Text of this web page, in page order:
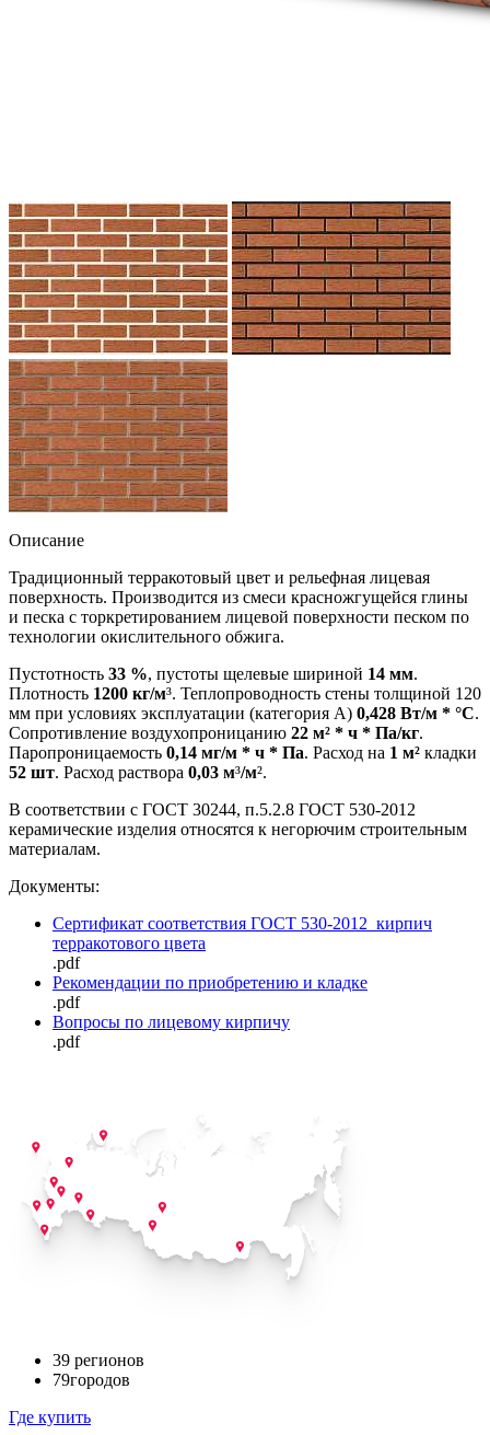
Описание
Традиционный терракотовый цвет и рельефная лицевая
поверхность. Производится из смеси красножгущейся глины
и песка с торкретированием лицевой поверхности песком по
технологии окислительного обжига.
Пустотность 33 %, пустоты щелевые шириной 14 мм.
Плотность 1200 кг/м³. Теплопроводность стены толщиной 120
мм при условиях эксплуатации (категория А) 0,428 Вт/м * °С.
Сопротивление воздухопроницанию 22 м² * ч * Па/кг.
Паропроницаемость 0,14 мг/м * ч * Па. Расход на 1 м² кладки
52 шт. Расход раствора 0,03 м³/м².
В соответствии с ГОСТ 30244, п.5.2.8 ГОСТ 530-2012
керамические изделия относятся к негорючим строительным
материалам.
Документы:
Сертификат соответствия ГОСТ 530-2012_кирпич
терракотового цвета
.pdf
Рекомендации по приобретению и кладке
.pdf
Вопросы по лицевому кирпичу
.pdf
39 регионов
79городов
Где купить